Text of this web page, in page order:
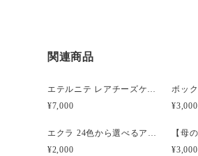
関連商品
エテルニテ レアチーズケーキ風プリザーブドアレンジメント
¥7,000
¥3,000
エクラ 24色から選べるアーティフィシャルフラワー
¥2,000
¥3,000